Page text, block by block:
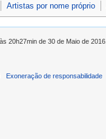
Artistas por nome próprio
20h27min de 30 de Maio de 2016.
Exoneração de responsabilidade